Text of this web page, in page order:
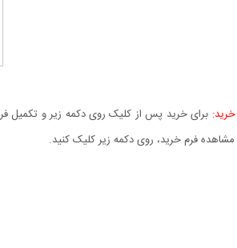
برای خرید پس از کلیک روی دکمه زیر و تکمیل
فرم خرید، روی دکمه زیر کلیک کنید.